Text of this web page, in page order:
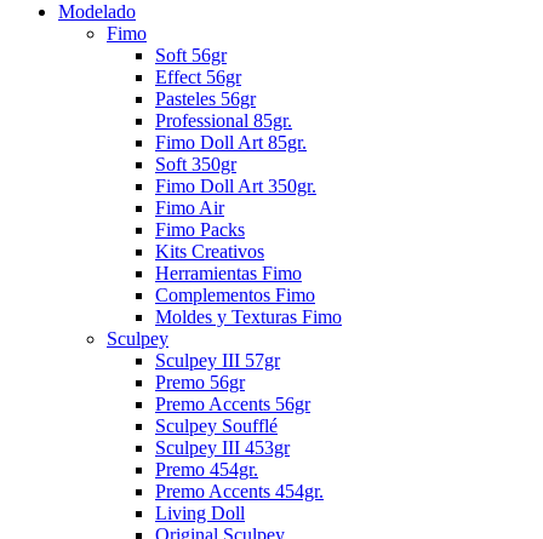
Modelado
Fimo
Soft 56gr
Effect 56gr
Pasteles 56gr
Professional 85gr.
Fimo Doll Art 85gr.
Soft 350gr
Fimo Doll Art 350gr.
Fimo Air
Fimo Packs
Kits Creativos
Herramientas Fimo
Complementos Fimo
Moldes y Texturas Fimo
Sculpey
Sculpey III 57gr
Premo 56gr
Premo Accents 56gr
Sculpey Soufflé
Sculpey III 453gr
Premo 454gr.
Premo Accents 454gr.
Living Doll